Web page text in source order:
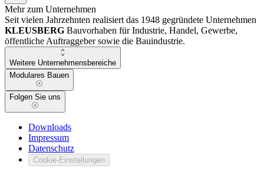
Mehr zum Unternehmen
Seit vielen Jahrzehnten realisiert das 1948 gegründete Unternehmen
KLEUSBERG Bauvorhaben für Industrie, Handel, Gewerbe,
öffentliche Auftraggeber sowie die Bauindustrie.
Weitere Unternehmensbereiche
Modulares Bauen
Folgen Sie uns
Downloads
Impressum
Datenschutz
Cookie-Einstellungen